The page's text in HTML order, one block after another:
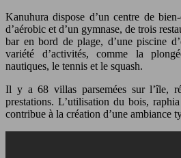
Kanuhura dispose d’un centre de
d’aérobic et d’un gymnase, de trois
bar en bord de plage, d’une piscine
variété d’activités, comme la
nautiques, le tennis et le squash.
Il y a 68 villas parsemées sur l’île,
prestations. L’utilisation du bois,
contribue à la création d’une ambiance